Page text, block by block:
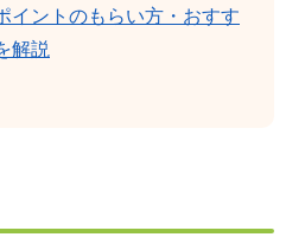
イントのもらい方・おすす
解説